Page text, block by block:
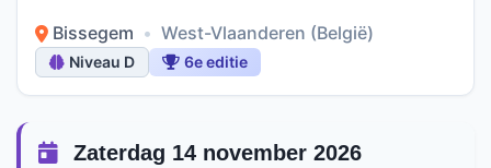
Bissegem • West-Vlaanderen (België)
Niveau D 6e editie
Zaterdag 14 november 2026